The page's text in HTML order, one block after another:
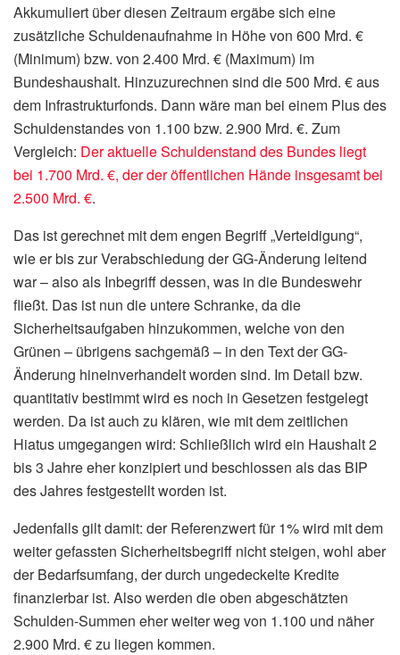
Akkumuliert über diesen Zeitraum ergäbe sich eine
zusätzliche Schuldenaufnahme in Höhe von 600 Mrd. €
(Minimum) bzw. von 2.400 Mrd. € (Maximum) im
Bundeshaushalt. Hinzuzurechnen sind die 500 Mrd. € aus
dem Infrastrukturfonds. Dann wäre man bei einem Plus des
Schuldenstandes von 1.100 bzw. 2.900 Mrd. €. Zum
Vergleich: Der aktuelle Schuldenstand des Bundes liegt
bei 1.700 Mrd. €, der der öffentlichen Hände insgesamt bei
2.500 Mrd. €.
Das ist gerechnet mit dem engen Begriff „Verteidigung“,
wie er bis zur Verabschiedung der GG-Änderung leitend
war – also als Inbegriff dessen, was in die Bundeswehr
fließt. Das ist nun die untere Schranke, da die
Sicherheitsaufgaben hinzukommen, welche von den
Grünen – übrigens sachgemäß – in den Text der GG-
Änderung hineinverhandelt worden sind. Im Detail bzw.
quantitativ bestimmt wird es noch in Gesetzen festgelegt
werden. Da ist auch zu klären, wie mit dem zeitlichen
Hiatus umgegangen wird: Schließlich wird ein Haushalt 2
bis 3 Jahre eher konzipiert und beschlossen als das BIP
des Jahres festgestellt worden ist.
Jedenfalls gilt damit: der Referenzwert für 1% wird mit dem
weiter gefassten Sicherheitsbegriff nicht steigen, wohl aber
der Bedarfsumfang, der durch ungedeckelte Kredite
finanzierbar ist. Also werden die oben abgeschätzten
Schulden-Summen eher weiter weg von 1.100 und näher
2.900 Mrd. € zu liegen kommen.